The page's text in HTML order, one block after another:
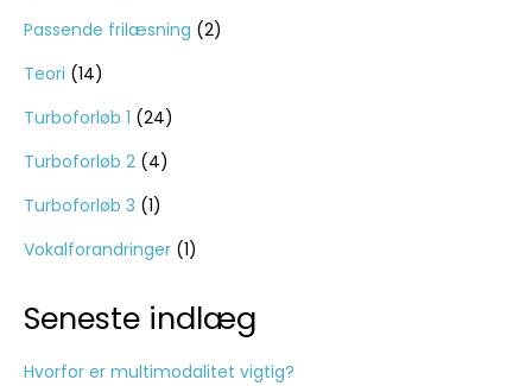
Passende frilæsning (2)
Teori (14)
Turboforløb 1 (24)
Turboforløb 2 (4)
Turboforløb 3 (1)
Vokalforandringer (1)
Seneste indlæg
Hvorfor er multimodalitet vigtig?